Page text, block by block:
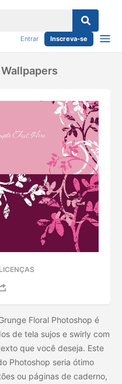
Entrar Inscreva-se
Floral Photoshop é
de tela sujos e swirly com
que você deseja. Este
Photoshop seria ótimo
ou páginas de caderno,